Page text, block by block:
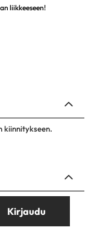
liikkeeseen!
kiinnitykseen.
Kirjaudu